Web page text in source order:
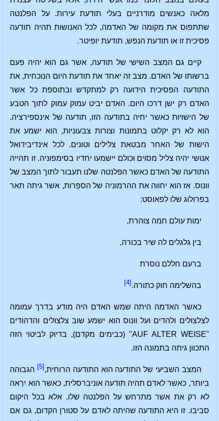
מלאה כאנשים מודרניים בעלי תודעת עירות. על הפלנטה
שתתפוס את מקומה של האדמה, לכל האנושות תהיה תודעה
פסיכית זו או תודעת הנפש, תודעת יופיטר.
קיים גם המצב השישי של תודעה, אשר גם הוא יהיה פעם
ברשותו של האדם. מצב זה יאחד את תודעת היום הנוכחית, את
התודעה הפסיכית הידועה רק למתקדש ובתוספת כל אשר
האדם רק ישן דרכו היום. האדם יביט עמוק עמוק לתוך הטבע
של הישויות כאשר יחיה בתודעה הזו, תודעה של אינספירציה.
הוא לא רק יקלוט בתמונות וצורות צבעוניות, הוא ישמע את
הישות של האחר מבטאת צלילים וטונים. לכל אינדיבידואל
אנושי יהיה צליל מסוים וכולם יישמעו יחדיו בסימפוניה. זו תהייה
התודעה של האדם כאשר הפלנטה שלנו תעבור לתוך המצב של
וונוס. אז הוא יחווה את ההרמוניה של הספֵרות, אשר גיתה תאר
בפרולוג שלו לפאוסט:
ימות עולם חמה צוהרת,
בין גלגלים לה שיר בכורה,
ברעם חללם נוסרת
בהשלימה חוק כתורה. [4]
כאשר האדמה היתה שמש האדם היה מודע בדרך עמומה
לצלצולים ולהדים ועל וונוס הוא ישמע שוב צלצולים והדהודים
"AUF ALTER WEISE" (כבימים מקדם), בדיוק לביטוי הזה
התכוון גיתה בתמונה הזו.
המצב השביעי של התודעה הוא התודעה הרוחית, [5]
הגבוהה
ביותר, כאשר לאדם תהיה תודעה אוניברסלית, כאשר הוא יִרְאה
לא רק את אשר מתרחש על הפלנטה שלו, אלא בכל היקום
סביבו. זו היא התודעה שהיתה לאדם על סטורן הקדום, גם אם